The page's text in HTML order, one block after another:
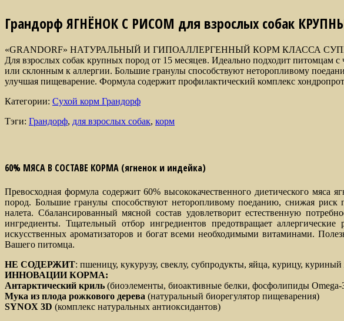
Грандорф ЯГНЁНОК С РИСОМ для взрослых собак
«GRANDORF» НАТУРАЛЬНЫЙ И ГИПОАЛЛЕРГЕННЫЙ КОРМ КЛАССА
Для взрослых собак крупных пород от 15 месяцев. Идеально подходит питомцам
или склонным к аллергии. Большие гранулы способствуют неторопливому
улучшая пищеварение. Формула содержит профилактический комплекс
Категории: Сухой корм Грандорф
Тэги: Грандорф, для взрослых собак, корм
60% МЯСА В СОСТАВЕ КОРМА (ягненок и индейка)
Превосходная формула содержит 60% высококачественного диетического
пород. Большие гранулы способствуют неторопливому поеданию, снижая риск
налета. Сбалансированный мясной состав удовлетворит естественную
ингредиенты. Тщательный отбор ингредиентов предотвращает
искусственных ароматизаторов и богат всеми необходимыми витаминами.
Вашего питомца.
НЕ СОДЕРЖИТ: пшеницу, кукурузу, свеклу, субпродукты, яйца, курицу,
ИННОВАЦИИ КОРМА:
Антарктический криль (биоэлементы, биоактивные белки, фосфолипиды Omega-
Мука из плода рожкового дерева (натуральный биорегулятор пищеварения)
SYNOX 3D (комплекс натуральных антиоксидантов)